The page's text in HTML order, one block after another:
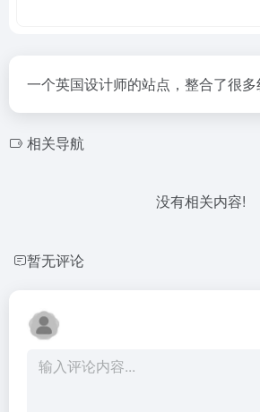
一个英国设计师的站点，整合了很
相关导航
没有相关内容!
暂无评论